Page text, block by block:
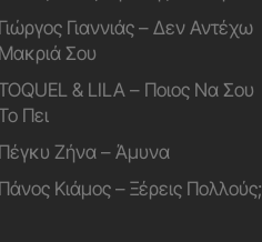
Γιώργος Γιαννιάς – Δεν Αντέχω
Μακριά Σου
& LILA – Ποιος Να Σου
Πει
Πέγκυ Ζήνα – Άμυνα
Πάνος Κιάμος – Ξέρεις Πολλούς;